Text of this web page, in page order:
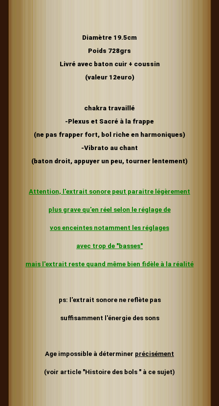
Diamètre 19.5cm
Poids 728grs
Livré avec baton cuir + coussin
(valeur 12euro)
chakra travaillé
-Plexus et Sacré à la frappe
(ne pas frapper fort, bol riche en harmoniques)
-Vibrato au chant
(baton droit, appuyer un peu, tourner lentement)
Attention, l'extrait sonore peut paraitre légèrement
plus grave qu'en réel selon le réglage de
vos enceintes notamment les réglages
avec trop de "basses"
mais l'extrait reste quand même bien fidèle à la réalité
ps: l'extrait sonore ne reflète pas
suffisamment l'énergie des sons
Age impossible à déterminer précisément
(voir article "Histoire des bols " à ce sujet)